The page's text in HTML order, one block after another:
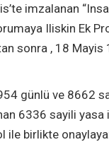
imzalanan
Iliskin Ek
sonra , 18 Mayis
günlü ve 8662
6336 sayili yasa
ile birlikte